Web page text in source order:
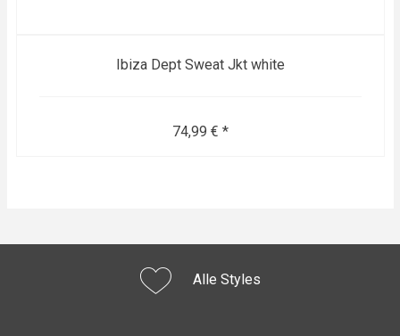
Ibiza Dept Sweat Jkt white
74,99 € *
Alle Styles